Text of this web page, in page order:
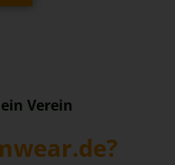
Verein